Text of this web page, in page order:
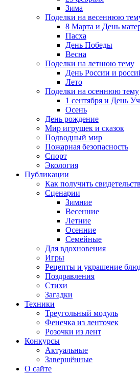
Зима
Поделки на весеннюю
8 Марта и День
Пасха
День Победы
Весна
Поделки на летнюю тему
День России и
Лето
Поделки на осеннюю тему
1 сентября и День
Осень
День рождение
Мир игрушек и сказок
Подводный мир
Пожарная безопасность
Спорт
Экология
Публикации
Как получить
Сценарии
Зимние
Весенние
Летние
Осенние
Семейные
Для вдохновения
Игры
Рецепты и украшение
Поздравления
Стихи
Загадки
Техники
Треугольный модуль
Фенечка из ленточек
Розочки из лент
Конкурсы
Актуальные
Завершённые
О сайте